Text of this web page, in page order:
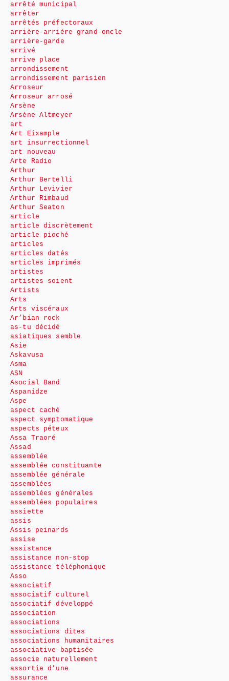
arrêté municipal
arrêter
arrêtés préfectoraux
arrière-arrière grand-oncle
arrière-garde
arrivé
arrive place
arrondissement
arrondissement parisien
Arroseur
Arroseur arrosé
Arsène
Arsène Altmeyer
art
Art Eixample
art insurrectionnel
art nouveau
Arte Radio
Arthur
Arthur Bertelli
Arthur Levivier
Arthur Rimbaud
Arthur Seaton
article
article discrètement
article pioché
articles
articles datés
articles imprimés
artistes
artistes soient
Artists
Arts
Arts viscéraux
Ar’bian rock
as-tu décidé
asiatiques semble
Asie
Askavusa
Asma
ASN
Asocial Band
Aspanidze
Aspe
aspect caché
aspect symptomatique
aspects péteux
Assa Traoré
Assad
assemblée
assemblée constituante
assemblée générale
assemblées
assemblées générales
assemblées populaires
assiette
assis
Assis peinards
assise
assistance
assistance non-stop
assistance téléphonique
Asso
associatif
associatif culturel
associatif développé
association
associations
associations dites
associations humanitaires
associative baptisée
associe naturellement
assortie d’une
assurance